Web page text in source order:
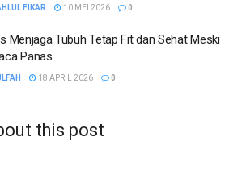
FIKAR 10 MEI 2026 0
Menjaga Tubuh Tetap Fit dan Sehat Meski
Panas
18 APRIL 2026 0
this post